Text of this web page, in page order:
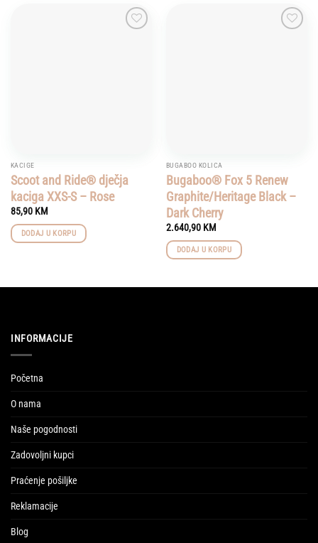
KACIGE
Scoot and Ride® dječja
kaciga XXS-S – Rose
85,90 KM
DODAJ U KORPU
BUGABOO KOLICA
Bugaboo® Fox 5 Renew
Graphite/Heritage Black –
Dark Cherry
2.640,90 KM
DODAJ U KORPU
INFORMACIJE
Početna
O nama
Naše pogodnosti
Zadovoljni kupci
Praćenje pošiljke
Reklamacije
Blog